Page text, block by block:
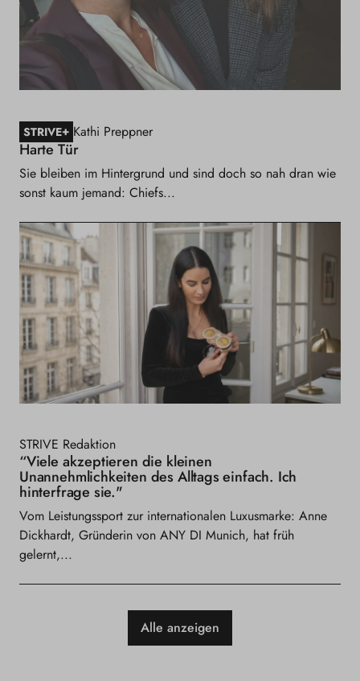
STRIVE+ Kathi Preppner
Harte Tür
Sie bleiben im Hintergrund und sind doch so nah dran wie
sonst kaum jemand: Chiefs...
STRIVE Redaktion
“Viele akzeptieren die kleinen
Unannehmlichkeiten des Alltags einfach. Ich
hinterfrage sie."
Vom Leistungssport zur internationalen Luxusmarke: Anne
Dickhardt, Gründerin von ANY DI Munich, hat früh
gelernt,...
Alle anzeigen